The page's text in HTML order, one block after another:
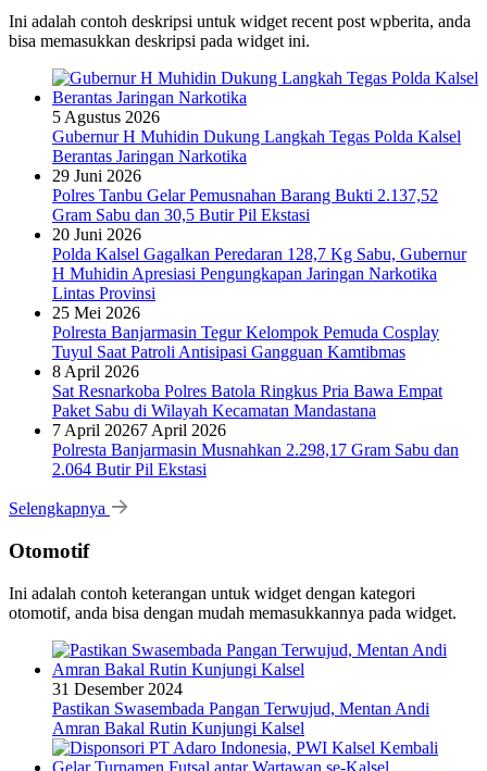
Ini adalah contoh deskripsi untuk widget recent post wpberita, anda
bisa memasukkan deskripsi pada widget ini.
5 Agustus 2026
Gubernur H Muhidin Dukung Langkah Tegas Polda Kalsel
Berantas Jaringan Narkotika
29 Juni 2026
Polres Tanbu Gelar Pemusnahan Barang Bukti 2.137,52
Gram Sabu dan 30,5 Butir Pil Ekstasi
20 Juni 2026
Polda Kalsel Gagalkan Peredaran 128,7 Kg Sabu, Gubernur
H Muhidin Apresiasi Pengungkapan Jaringan Narkotika
Lintas Provinsi
25 Mei 2026
Polresta Banjarmasin Tegur Kelompok Pemuda Cosplay
Tuyul Saat Patroli Antisipasi Gangguan Kamtibmas
8 April 2026
Sat Resnarkoba Polres Batola Ringkus Pria Bawa Empat
Paket Sabu di Wilayah Kecamatan Mandastana
7 April 20267 April 2026
Polresta Banjarmasin Musnahkan 2.298,17 Gram Sabu dan
2.064 Butir Pil Ekstasi
Selengkapnya
Otomotif
Ini adalah contoh keterangan untuk widget dengan kategori
otomotif, anda bisa dengan mudah memasukkannya pada widget.
31 Desember 2024
Pastikan Swasembada Pangan Terwujud, Mentan Andi
Amran Bakal Rutin Kunjungi Kalsel